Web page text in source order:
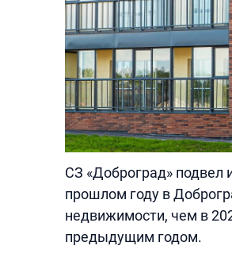
СЗ «Доброград» подвел
прошлом году в
недвижимости, чем в
предыдущим годом.